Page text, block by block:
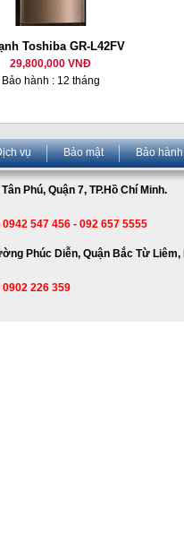
Toshiba GR-L42FV
29,800,000 VNĐ
Bảo hành : 12 tháng
vụ Bảo mật Bảo hành
Phú, Quận 7, TP.Hồ Chí Minh.
547 456 - 092 657 5555
Phúc Diễn, Quận Bắc Từ Liêm,
226 359